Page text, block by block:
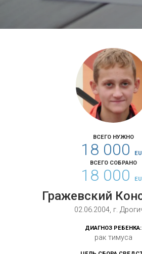
ВСЕГО НУЖНО
18 000
ВСЕГО СОБРАНО
18 000
Гражевский
02.06.2004, г.
ДИАГНОЗ РЕБЕНКА:
рак тимуса